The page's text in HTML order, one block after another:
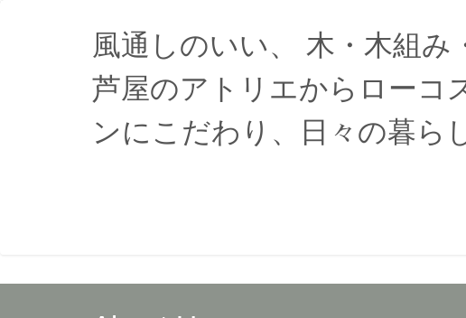
風通しのいい、 木・木組み
芦屋のアトリエからローコ
ンにこだわり、日々の暮ら